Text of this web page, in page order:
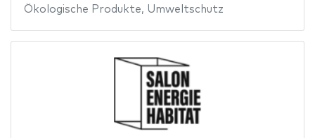
Ökologische Produkte, Umweltschutz